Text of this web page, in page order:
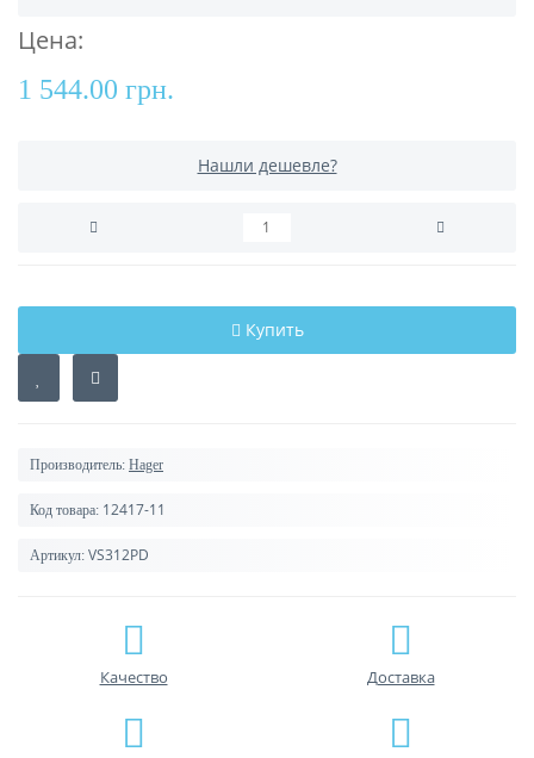
Цена:
1 544.00 грн.
Нашли дешевле?
Купить
Производитель: Hager
Код товара: 12417-11
Артикул: VS312PD
Качество Доставка